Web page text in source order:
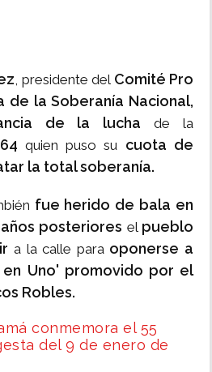
, presidente del Comité Pro
de la Soberanía Nacional,
de la lucha de la
quien puso su cuota de
la total soberanía.
fue herido de bala en
años posteriores el pueblo
a la calle para oponerse a
Uno' promovido por el
Robles.
conmemora el 55
del 9 de enero de